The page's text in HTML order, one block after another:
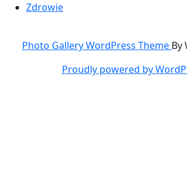
Zdrowie
Photo Gallery WordPress Theme By
Proudly powered by